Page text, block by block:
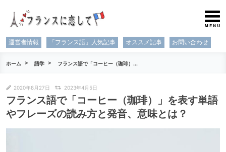
運営者情報 「フランス語」人気記事 オススメ記事 お問い合わせ
ホーム 語学 フランス語で「コーヒー（珈琲）...
2020年8月27日 2023年4月5日
フランス語で「コーヒー（珈琲）」を表す単語
やフレーズの読み方と発音、意味とは？